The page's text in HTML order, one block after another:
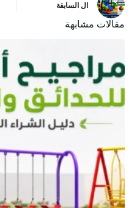
ال السابقة
مقالات مشابهة